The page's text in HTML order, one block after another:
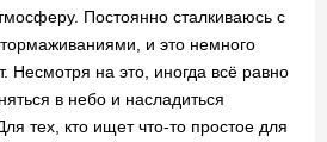
Постоянно сталкиваюсь с
и это немного
Несмотря на это, иногда всё равно
в небо и насладиться
тех, кто ищет что-то простое для